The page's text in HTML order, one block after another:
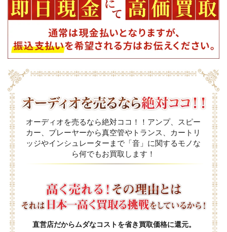
オーディオを売るなら絶対ココ！！アンプ、スピー
カー、プレーヤーから真空管やトランス、カートリ
ッジやインシュレーターまで「音」に関するモノな
ら何でもお買取します！
直営店だからムダなコストを省き買取価格に還元。